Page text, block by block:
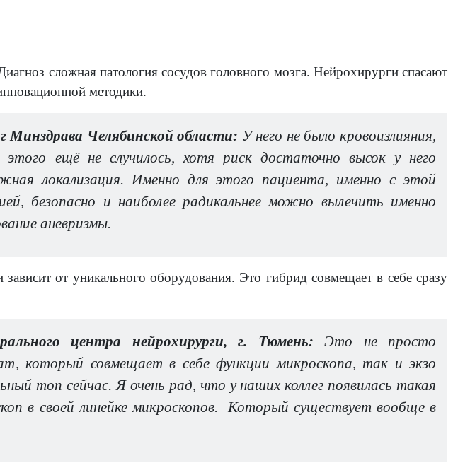
сложная патология сосудов головного мозга. Нейрохирурги спасают
методики.
Минздрава Челябинской области: У него не было кровоизлияния,
ещё не случилось, хотя риск достаточно высок у него
локализация. Именно для этого пациента, именно с этой
безопасно и наиболее радикальнее можно вылечить именно
аневризмы.
зависит от уникального оборудования. Это гибрид совмещает в себе сразу
центра нейрохирурги, г. Тюмень: Это не просто
который совмещает в себе функции микроскопа, так и экзо
топ сейчас. Я очень рад, что у наших коллег появилась такая
в своей линейке микроскопов. Который существует вообще в